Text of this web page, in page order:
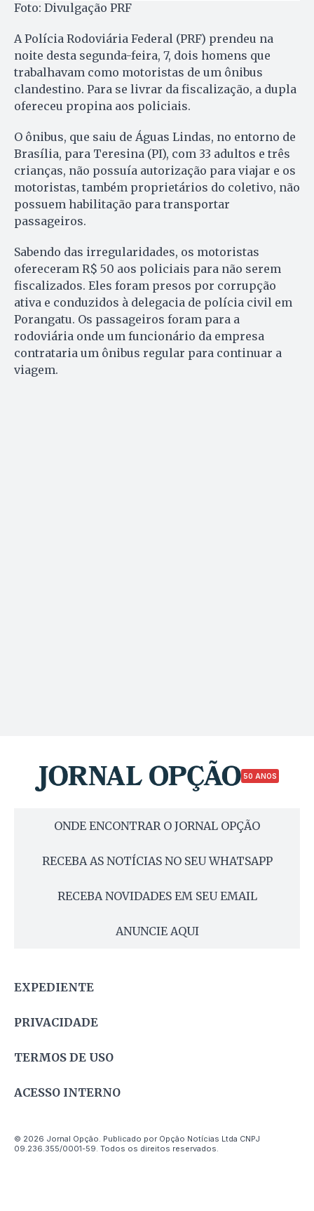
Foto: Divulgação PRF
A Polícia Rodoviária Federal (PRF) prendeu na
noite desta segunda-feira, 7, dois homens que
trabalhavam como motoristas de um ônibus
clandestino. Para se livrar da fiscalização, a dupla
ofereceu propina aos policiais.
O ônibus, que saiu de Águas Lindas, no entorno de
Brasília, para Teresina (PI), com 33 adultos e três
crianças, não possuía autorização para viajar e os
motoristas, também proprietários do coletivo, não
possuem habilitação para transportar
passageiros.
Sabendo das irregularidades, os motoristas
ofereceram R$ 50 aos policiais para não serem
fiscalizados. Eles foram presos por corrupção
ativa e conduzidos à delegacia de polícia civil em
Porangatu. Os passageiros foram para a
rodoviária onde um funcionário da empresa
contrataria um ônibus regular para continuar a
viagem.
50 ANOS
ONDE ENCONTRAR O JORNAL OPÇÃO
RECEBA AS NOTÍCIAS NO SEU WHATSAPP
RECEBA NOVIDADES EM SEU EMAIL
ANUNCIE AQUI
EXPEDIENTE
PRIVACIDADE
TERMOS DE USO
ACESSO INTERNO
© 2026 Jornal Opção. Publicado por Opção Notícias Ltda CNPJ
09.236.355/0001-59. Todos os direitos reservados.